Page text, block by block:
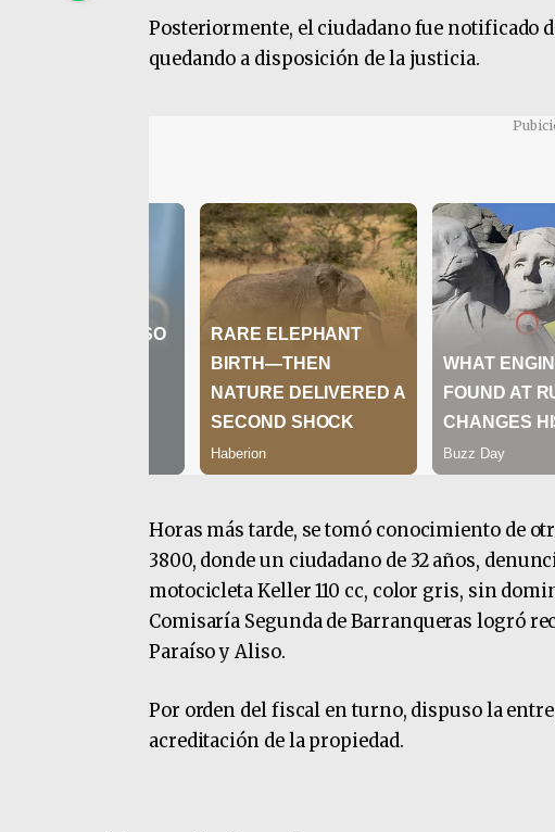
Posteriormente, el ciudadano fue notificado
quedando a disposición de la justicia.
Horas más tarde, se tomó conocimiento de
3800, donde un ciudadano de 32 años,
motocicleta Keller 110 cc, color gris, sin
Comisaría Segunda de Barranqueras logró
Paraíso y Aliso.
Por orden del fiscal en turno, dispuso la
acreditación de la propiedad.